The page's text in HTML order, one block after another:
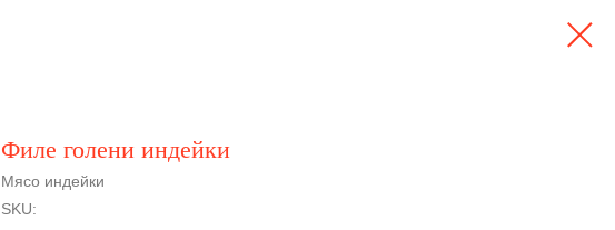
Филе голени индейки
Мясо индейки
SKU: